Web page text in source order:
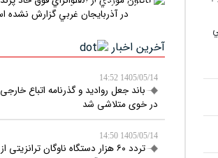
آخرین اخبار
1405/05/14 14:52
باند جعل روادید و گذرنامه اتباع خارجی
در خوی متلاشی شد
1405/05/14 14:50
تردد ۶۰ هزار دستگاه ناوگان ترانزیتی از